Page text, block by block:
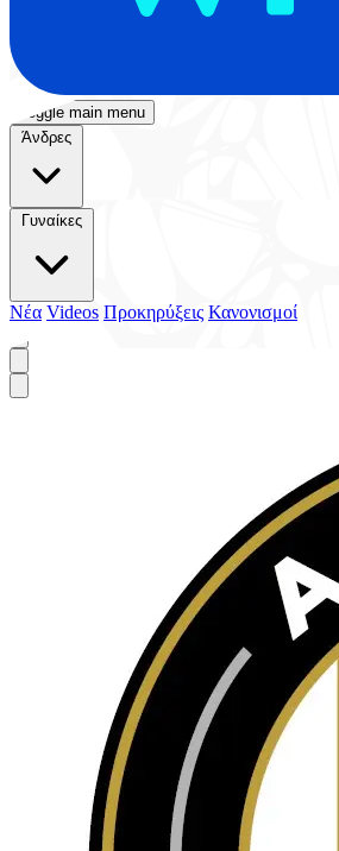
Toggle main menu
Άνδρες
Γυναίκες
Νέα Videos Προκηρύξεις Κανονισμοί